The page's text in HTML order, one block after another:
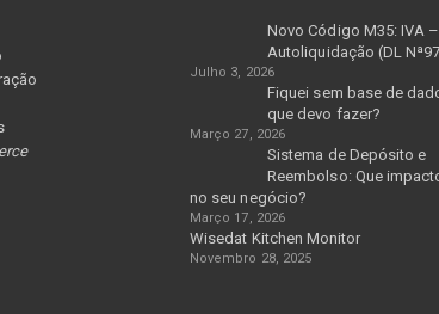
Novo Código M35: IVA –
Autoliquidação (DL
Julho 3, 2026
Fiquei sem base de
que devo fazer?
Março 27, 2026
Sistema de Depósito e
Reembolso: Que
no seu negócio?
Março 17, 2026
Wisedat Kitchen Monitor
Novembro 28, 2025